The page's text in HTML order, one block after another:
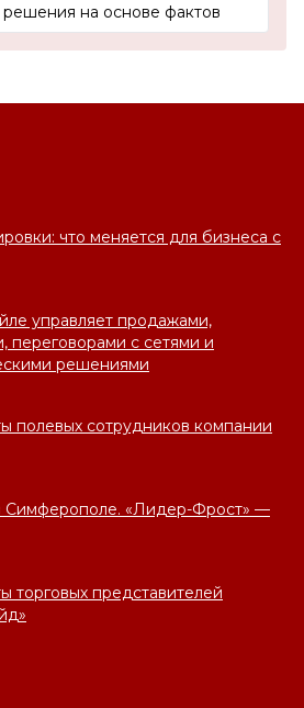
на основе фактов
что меняется для бизнеса с
управляет продажами,
переговорами с сетями и
решениями
полевых сотрудников компании
Симферополе. «Лидер-Фрост» —
торговых представителей